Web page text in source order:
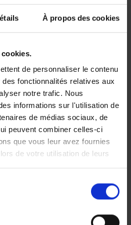
À propos des cookies
de personnaliser le contenu
fonctionnalités relatives aux
notre trafic. Nous
informations sur l'utilisation de
de médias sociaux, de
peuvent combiner celles-ci
que vous leur avez fournies
de votre utilisation de leurs
RC Entreprise (s'il
usage
Si vous ne
d’aucune de ces
vous
indemniser vous-
tous les dommages.
MMA comprise
et 750 kg, c'est
la RC du
tractant qui couvre
Attention :